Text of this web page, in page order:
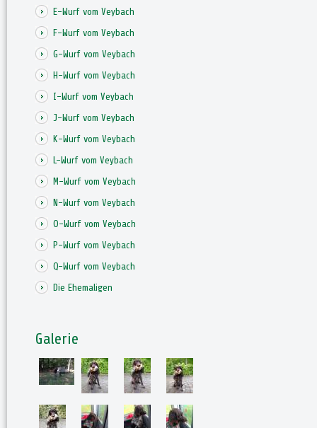
E-Wurf vom Veybach
F-Wurf vom Veybach
G-Wurf vom Veybach
H-Wurf vom Veybach
I-Wurf vom Veybach
J-Wurf vom Veybach
K-Wurf vom Veybach
L-Wurf vom Veybach
M-Wurf vom Veybach
N-Wurf vom Veybach
O-Wurf vom Veybach
P-Wurf vom Veybach
Q-Wurf vom Veybach
Die Ehemaligen
Galerie